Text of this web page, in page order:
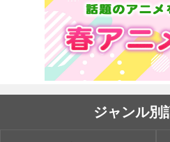
ジャンル別